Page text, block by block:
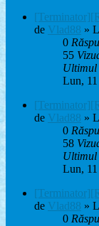
de Vlad88 »
0
55
Ultimul
Lun,
de Vlad88 »
0
58
Ultimul
Lun,
de Vlad88 »
0